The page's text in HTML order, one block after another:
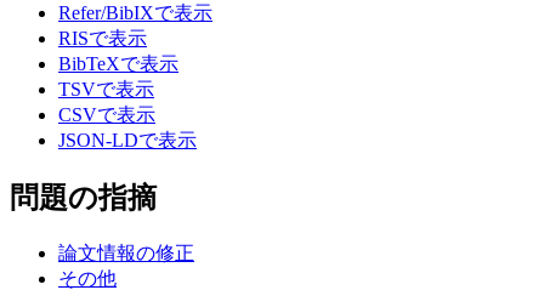
Refer/BibIXで表示
RISで表示
BibTeXで表示
TSVで表示
CSVで表示
JSON-LDで表示
問題の指摘
論文情報の修正
その他